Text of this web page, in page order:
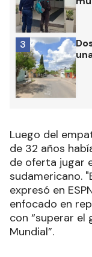
3
Luego del
de 32 años
de oferta jugar
sudamericano.
expresó en
enfocado en
con “superar el
Mundial”.